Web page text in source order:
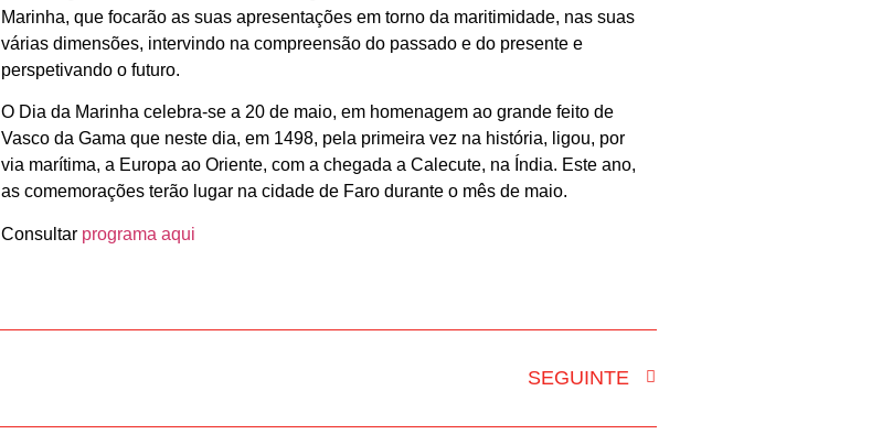
Marinha, que focarão as suas apresentações em torno da maritimidade, nas suas
várias dimensões, intervindo na compreensão do passado e do presente e
perspetivando o futuro.
O Dia da Marinha celebra-se a 20 de maio, em homenagem ao grande feito de
Vasco da Gama que neste dia, em 1498, pela primeira vez na história, ligou, por
via marítima, a Europa ao Oriente, com a chegada a Calecute, na Índia. Este ano,
as comemorações terão lugar na cidade de Faro durante o mês de maio.
Consultar programa aqui
SEGUINTE